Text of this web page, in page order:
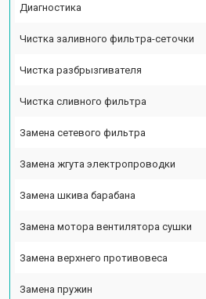
Диагностика
Чистка заливного фильтра-сеточки
Чистка разбрызгивателя
Чистка сливного фильтра
Замена сетевого фильтра
Замена жгута электропроводки
Замена шкива барабана
Замена мотора вентилятора сушки
Замена верхнего противовеса
Замена пружин